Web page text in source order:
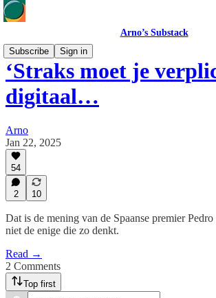
Arno’s Substack
Subscribe
Sign in
‘Straks moet je
digitaal…
Arno
Jan 22, 2025
54
2 10
Dat is de mening van de Spaanse premier
niet de enige die zo denkt.
Read →
2 Comments
Top first